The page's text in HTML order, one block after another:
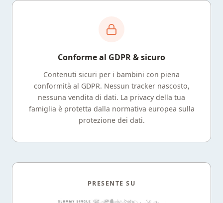
Conforme al GDPR & sicuro
Contenuti sicuri per i bambini con piena
conformità al GDPR. Nessun tracker nascosto,
nessuna vendita di dati. La privacy della tua
famiglia è protetta dalla normativa europea sulla
protezione dei dati.
PRESENTE SU